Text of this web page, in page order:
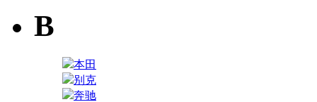
B
本田
别克
奔驰